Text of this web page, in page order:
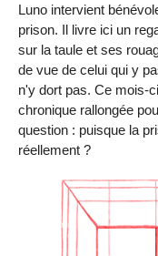
Luno intervient
prison. Il livre ici un
sur la taule et ses
de vue de celui qui y
n'y dort pas. Ce mois-
chronique rallongée
question : puisque la
réellement ?